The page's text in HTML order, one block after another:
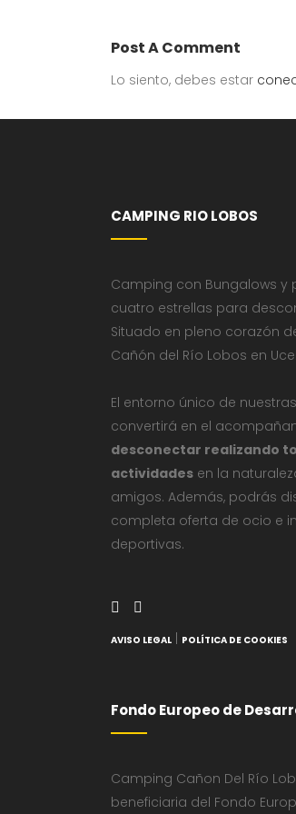
Post A Comment
Lo siento, debes estar
CAMPING RIO LOBOS
Camping con Bungalows y
cuatro estrellas para
Situado en pleno corazón
Cañón del Río Lobos en
El entorno único de
convertirá en el
desconectar realizando
actividades en la
amigos. Además, podrás
completa oferta de ocio e
deportivas.
AVISO LEGAL POLÍTICA DE COOKIES
Fondo Europeo de
Camping Cañon Del Río
beneficiaria del Fondo